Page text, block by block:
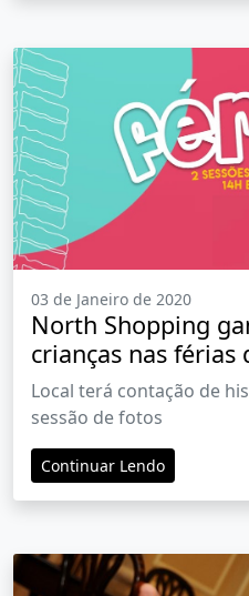
03 de Janeiro de 2020
North Shopping
crianças nas férias
Local terá contação de
sessão de fotos
Continuar Lendo